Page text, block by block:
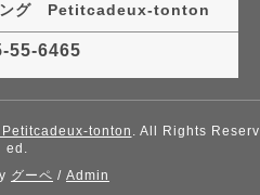
ング Petitcadeux-tonton
55-6465
tonton . All Rights Reserv
ed.
グーペ / Admin